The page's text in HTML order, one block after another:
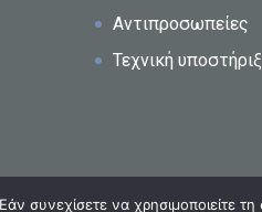
Αντιπροσωπείες
Τεχνική
να χρησιμοποιείτε